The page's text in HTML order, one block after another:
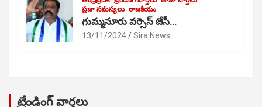
ప్రజా సమస్యలు రాజకీయం
గుమ్మనూరు వర్సెస్ జేసీ…
13/11/2024 Sira News
ట్రేండింగ్ వార్తలు